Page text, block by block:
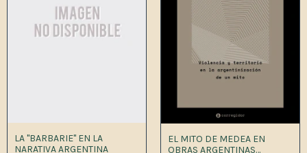
LA "BARBARIE" EN LA
NARATIVA ARGENTINA
EL MITO DE MEDEA EN
OBRAS ARGENTINAS